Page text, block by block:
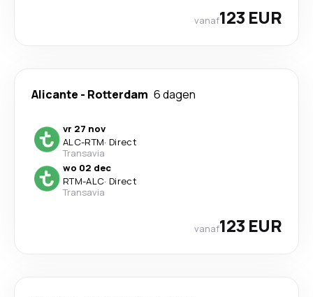
vanaf123 EUR
Alicante - Rotterdam 6 dagen
vr 27 nov
ALC-RTM· Direct
Transavia
wo 02 dec
RTM-ALC· Direct
Transavia
vanaf123 EUR